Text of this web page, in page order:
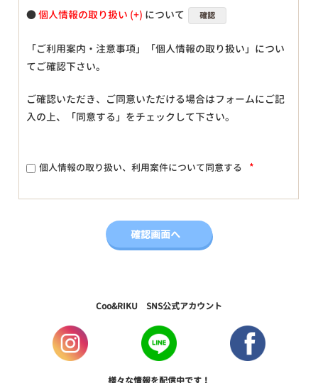
●個人情報の取り扱い について 確認
「ご利用案内・注意事項」「個人情報の取り扱い」につい
てご確認下さい。
ご確認いただき、ご同意いただける場合はフォームにご記
入の上、「同意する」をチェックして下さい。
個人情報の取り扱い、利用案件について同意する *
Coo&RIKU SNS公式アカウント
様々な情報を配信中です！